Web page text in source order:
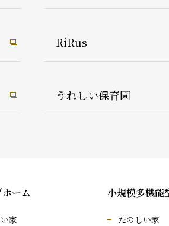
RiRus
うれしい保育園
ーム
家
小規模多機能
たのしい家